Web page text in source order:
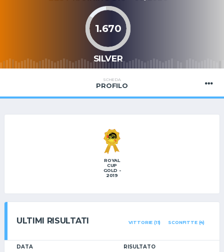
1.670
SILVER
SCHEDA
PROFILO
ROYAL
CUP
GOLD -
2019
ULTIMI RISULTATI VITTORIE (11) SCONFITTE (4)
DATA RISULTATO